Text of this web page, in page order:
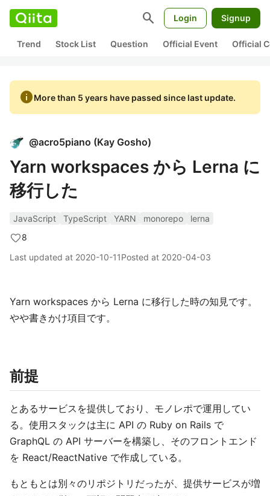
search Login Signup
Trend Stock List Question Official Event Official
infoMore than 5 years have passed since last update.
@acro5piano (Kay Gosho)
Yarn workspaces から Lerna に
移行した
JavaScript TypeScript YARN monorepo
lerna
8
Last updated at 2020-10-11Posted at 2020-04-03
Yarn workspaces から Lerna に移行した時の知見です。
やや書きかけ項目です。
前提
とあるサービスを提供しており、モノレポで運用してい
る。使用スタックは主に API の Ruby on Rails で
GraphQL の API サーバーを構築し、そのフロントエンド
を React/ReactNative で作成している。
もともとは別々のリポジトリだったが、提供サービスが増